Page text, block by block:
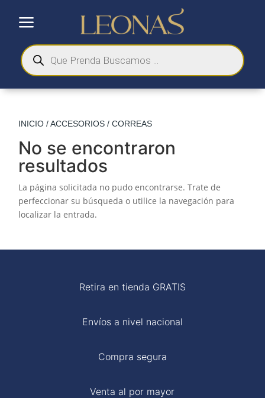
a
Búsqueda
de
productos
INICIO /ACCESORIOS / CORREAS
No se encontraron
resultados
La página solicitada no pudo encontrarse. Trate de
perfeccionar su búsqueda o utilice la navegación para
localizar la entrada.
Retira en tienda GRATIS
Envíos a nivel nacional
Compra segura
Venta al por mayor